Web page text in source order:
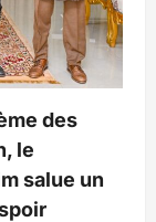
des
le
salue un